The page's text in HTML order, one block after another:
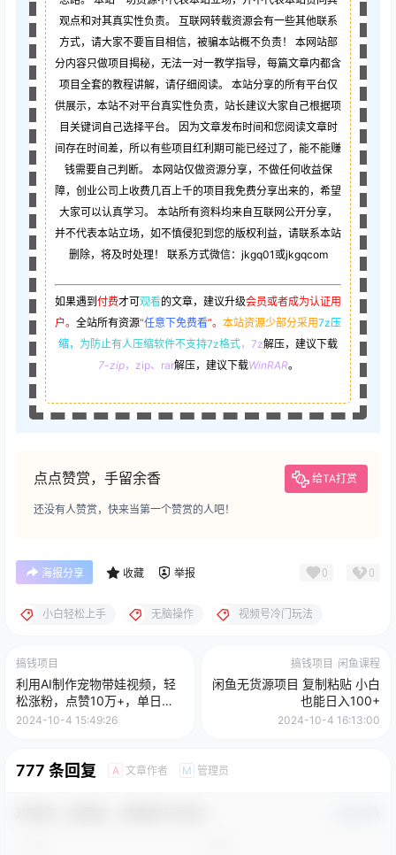
观点和对其真实性负责。 互联网转载资源会有一些其他联系
方式，请大家不要盲目相信，被骗本站概不负责！ 本网站部
分内容只做项目揭秘，无法一对一教学指导，每篇文章内都含
项目全套的教程讲解，请仔细阅读。 本站分享的所有平台仅
供展示，本站不对平台真实性负责，站长建议大家自己根据项
目关键词自己选择平台。 因为文章发布时间和您阅读文章时
间存在时间差，所以有些项目红利期可能已经过了，能不能赚
钱需要自己判断。 本网站仅做资源分享，不做任何收益保
障，创业公司上收费几百上千的项目我免费分享出来的，希望
大家可以认真学习。 本站所有资料均来自互联网公开分享，
并不代表本站立场，如不慎侵犯到您的版权利益，请联系本站
删除，将及时处理！ 联系方式微信：jkgq01或jkgqcom
如果遇到付费才可观看的文章，建议升级会员或者成为认证用
户。 全站所有资源“任意下免费看”。 本站资源少部分采用7z压
缩， 为防止有人压缩软件不支持7z格式，7z解压，建议下载
7-zip，zip、rar解压，建议下载WinRAR。
点点赞赏，手留余香 给TA打赏
还没有人赞赏，快来当第一个赞赏的人吧！
海报分享 收藏 举报 0 0
小白轻松上手 无脑操作 视频号冷门玩法
搞钱项目
利用AI制作宠物带娃视频，轻
松涨粉，点赞10万+，单日变
现三位数！手把手教你怎么做
2024-10-4 15:49:26
搞钱项目 闲鱼课程
闲鱼无货源项目 复制粘贴 小白
也能日入100+
2024-10-4 16:13:00
777 条回复 A 文章作者 M 管理员